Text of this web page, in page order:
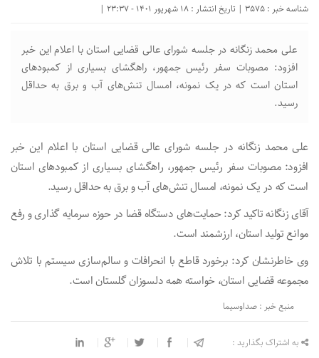
شناسه خبر : 3575 | تاریخ انتشار : 18 شهریور 1401 - 23:37 |
علی محمد زنگانه در جلسه شورای عالی قضایی استان با اعلام این خبر
افزود: مصوبات سفر رئیس جمهور، راهگشای بسیاری از کمبود‌های
استان است که در یک نمونه، امسال تنش‌های آب و برق به حداقل
رسید.
علی محمد زنگانه در جلسه شورای عالی قضایی استان با اعلام این خبر
افزود: مصوبات سفر رئیس جمهور، راهگشای بسیاری از کمبود‌های استان
است که در یک نمونه، امسال تنش‌های آب و برق به حداقل رسید.
آقای زنگانه تاکید کرد: حمایت‌های دستگاه قضا در حوزه سرمایه گذاری و رفع
موانع تولید استان، ارزشمند است.
وی خاطرنشان کرد: برخورد قاطع با انحرافات و سالم‌سازی سیستم با تلاش
مجموعه قضایی استان، خواسته همه دلسوزان گلستان است.
منبع خبر : صداوسیما
به اشتراک بگذارید :